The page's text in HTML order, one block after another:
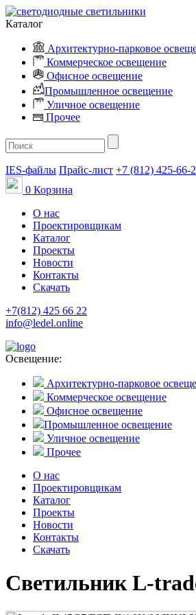
Каталог
Архитектурно-парковое
Коммерческое освещение
Офисное освещение
Промышленное освещение
Уличное освещение
Прочее
IES-файлы Прайс-лист +7 (812) 425-66-
0 Корзина
О нас
Проектировщикам
Каталог
Проекты
Новости
Контакты
Скачать
+7(812) 425 66 22
info@ledel.online
Освещение:
Архитектурно-парковое
Коммерческое освещение
Офисное освещение
Промышленное освещение
Уличное освещение
Прочее
О нас
Проектировщикам
Каталог
Проекты
Новости
Контакты
Скачать
Светильник L-